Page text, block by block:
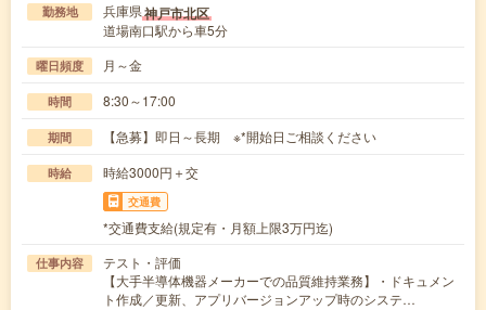
勤務地 兵庫県神戸市北区
道場南口駅から車5分
曜日頻度 月～金
時間 8:30～17:00
期間 【急募】即日～長期 ※*開始日ご相談ください
時給 時給3000円＋交
交通費
*交通費支給(規定有・月額上限3万円迄)
仕事内容
テスト・評価
【大手半導体機器メーカーでの品質維持業務】・ドキュメン
ト作成／更新、アプリバージョンアップ時のシステ…